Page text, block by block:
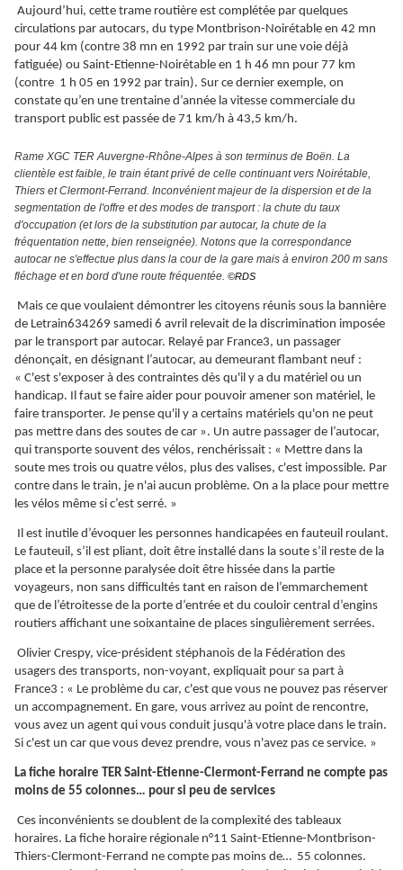
Aujourd’hui, cette trame routière est complétée par quelques
circulations par autocars, du type Montbrison-Noirétable en 42 mn
pour 44 km (contre 38 mn en 1992 par train sur une voie déjà
fatiguée) ou Saint-Etienne-Noirétable en 1 h 46 mn pour 77 km
(contre 1 h 05 en 1992 par train). Sur ce dernier exemple, on
constate qu’en une trentaine d’année la vitesse commerciale du
transport public est passée de 71 km/h à 43,5 km/h.
Rame XGC TER Auvergne-Rhône-Alpes à son terminus de Boën. La
clientèle est faible, le train étant privé de celle continuant vers Noirétable,
Thiers et Clermont-Ferrand. Inconvénient majeur de la dispersion et de la
segmentation de l'offre et des modes de transport : la chute du taux
d'occupation (et lors de la substitution par autocar, la chute de la
fréquentation nette, bien renseignée). Notons que la correspondance
autocar ne s'effectue plus dans la cour de la gare mais à environ 200 m sans
fléchage et en bord d'une route fréquentée. ©RDS
Mais ce que voulaient démontrer les citoyens réunis sous la bannière
de Letrain634269 samedi 6 avril relevait de la discrimination imposée
par le transport par autocar. Relayé par France3, un passager
dénonçait, en désignant l’autocar, au demeurant flambant neuf :
« C'est s'exposer à des contraintes dès qu'il y a du matériel ou un
handicap. Il faut se faire aider pour pouvoir amener son matériel, le
faire transporter. Je pense qu'il y a certains matériels qu'on ne peut
pas mettre dans des soutes de car ». Un autre passager de l’autocar,
qui transporte souvent des vélos, renchérissait : « Mettre dans la
soute mes trois ou quatre vélos, plus des valises, c'est impossible. Par
contre dans le train, je n'ai aucun problème. On a la place pour mettre
les vélos même si c’est serré. »
Il est inutile d’évoquer les personnes handicapées en fauteuil roulant.
Le fauteuil, s’il est pliant, doit être installé dans la soute s’il reste de la
place et la personne paralysée doit être hissée dans la partie
voyageurs, non sans difficultés tant en raison de l’emmarchement
que de l’étroitesse de la porte d’entrée et du couloir central d’engins
routiers affichant une soixantaine de places singulièrement serrées.
Olivier Crespy, vice-président stéphanois de la Fédération des
usagers des transports, non-voyant, expliquait pour sa part à
France3 : « Le problème du car, c'est que vous ne pouvez pas réserver
un accompagnement. En gare, vous arrivez au point de rencontre,
vous avez un agent qui vous conduit jusqu'à votre place dans le train.
Si c'est un car que vous devez prendre, vous n'avez pas ce service. »
La fiche horaire TER Saint-Etienne-Clermont-Ferrand ne compte pas
moins de 55 colonnes… pour si peu de services
Ces inconvénients se doublent de la complexité des tableaux
horaires. La fiche horaire régionale n°11 Saint-Etienne-Montbrison-
Thiers-Clermont-Ferrand ne compte pas moins de… 55 colonnes.